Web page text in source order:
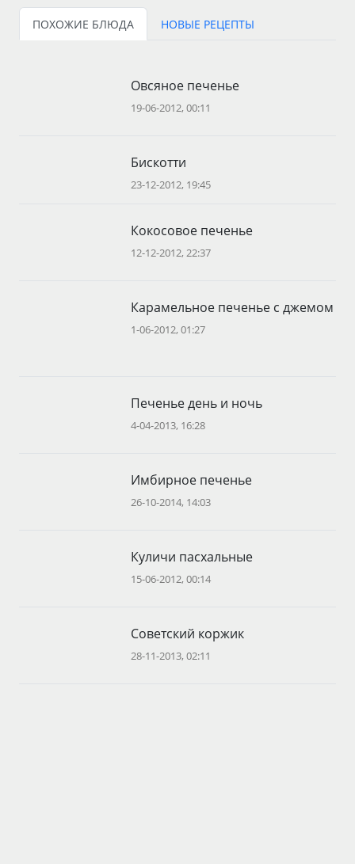
ПОХОЖИЕ БЛЮДА НОВЫЕ РЕЦЕПТЫ
Овсяное печенье
19-06-2012, 00:11
Бискотти
23-12-2012, 19:45
Кокосовое печенье
12-12-2012, 22:37
Карамельное печенье с джемом
1-06-2012, 01:27
Печенье день и ночь
4-04-2013, 16:28
Имбирное печенье
26-10-2014, 14:03
Куличи пасхальные
15-06-2012, 00:14
Советский коржик
28-11-2013, 02:11